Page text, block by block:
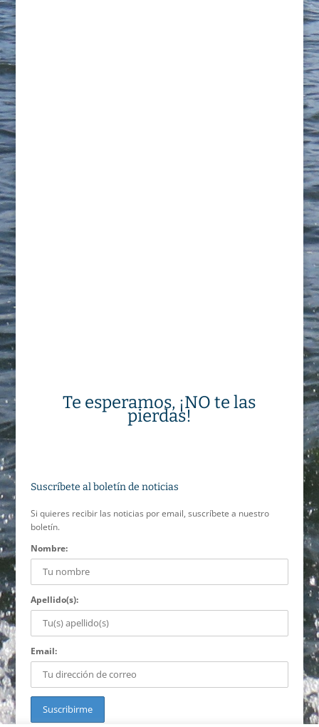
Te esperamos, ¡NO te las
pierdas!
Suscríbete al boletín de noticias
Si quieres recibir las noticias por email, suscríbete a nuestro
boletín.
Nombre:
Apellido(s):
Email: